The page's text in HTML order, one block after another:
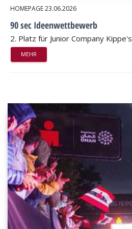
HOMEPAGE23.06.2026
90 sec Ideenwettbewerb
2. Platz für Junior Company Kippe's
MEHR